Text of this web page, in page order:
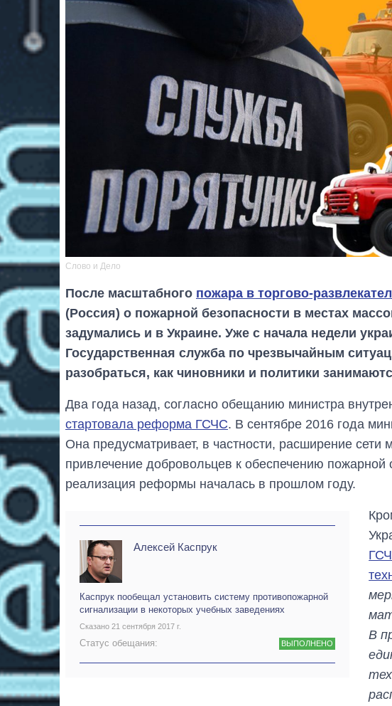
Слово и Дело
После масштабного пожара в торгово-
(Россия) о пожарной безопасности в местах
задумались и в Украине. Уже с начала недели
Государственная служба по чрезвычайным
разобраться, как чиновники и политики
Два года назад, согласно обещанию министра
стартовала реформа ГСЧС. В сентябре 2016 года
Она предусматривает, в частности, расширение
привлечение добровольцев к обеспечению
реализация реформы началась в прошлом году.
Алексей Каспрук
Каспрук пообещал установить систему противопожарной
сигнализации в некоторых учебных заведениях
Сказано 21 сентября 2017 г.
Статус обещания: ВЫПОЛНЕНО
В